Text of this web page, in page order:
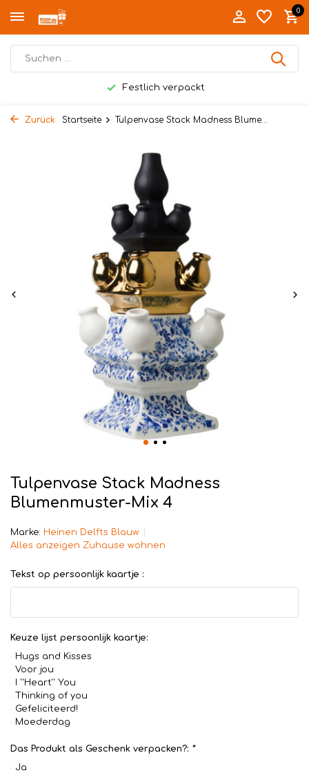
0
Festlich verpackt
Zurück Startseite Tulpenvase Stack Madness Blume...
Tulpenvase Stack Madness
Blumenmuster-Mix 4
Marke: Heinen Delfts Blauw
Alles anzeigen Zuhause wohnen
Tekst op persoonlijk kaartje :
Keuze lijst persoonlijk kaartje:
Hugs and Kisses
Voor jou
I ''Heart'' You
Thinking of you
Gefeliciteerd!
Moederdag
Das Produkt als Geschenk verpacken?: *
Ja